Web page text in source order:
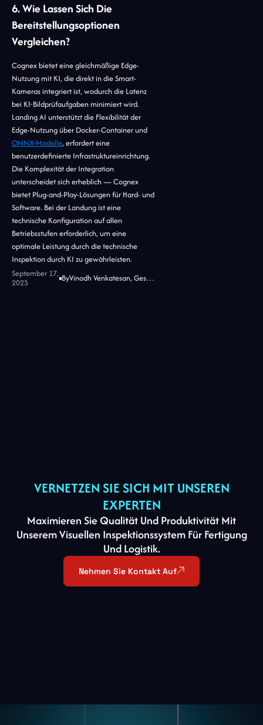
6. Wie Lassen Sich Die
Bereitstellungsoptionen
Vergleichen?
Cognex bietet eine gleichmäßige Edge-
Nutzung mit KI, die direkt in die Smart-
Kameras integriert ist, wodurch die Latenz
bei KI-Bildprüfaufgaben minimiert wird.
Landing AI unterstützt die Flexibilität der
Edge-Nutzung über Docker-Container und
ONNX-Modelle, erfordert eine
benutzerdefinierte Infrastruktureinrichtung.
Die Komplexität der Integration
unterscheidet sich erheblich — Cognex
bietet Plug-and-Play-Lösungen für Hard- und
Software. Bei der Landung ist eine
technische Konfiguration auf allen
Betriebsstufen erforderlich, um eine
optimale Leistung durch die technische
Inspektion durch KI zu gewährleisten.
September 17,
2025
By Vinodh Venkatesan, Geschäftsführer bei Jidoka Tech
VERNETZEN SIE SICH MIT UNSEREN
EXPERTEN
Maximieren Sie Qualität Und Produktivität Mit
Unserem Visuellen Inspektionssystem Für Fertigung
Und Logistik.
Nehmen Sie Kontakt Auf